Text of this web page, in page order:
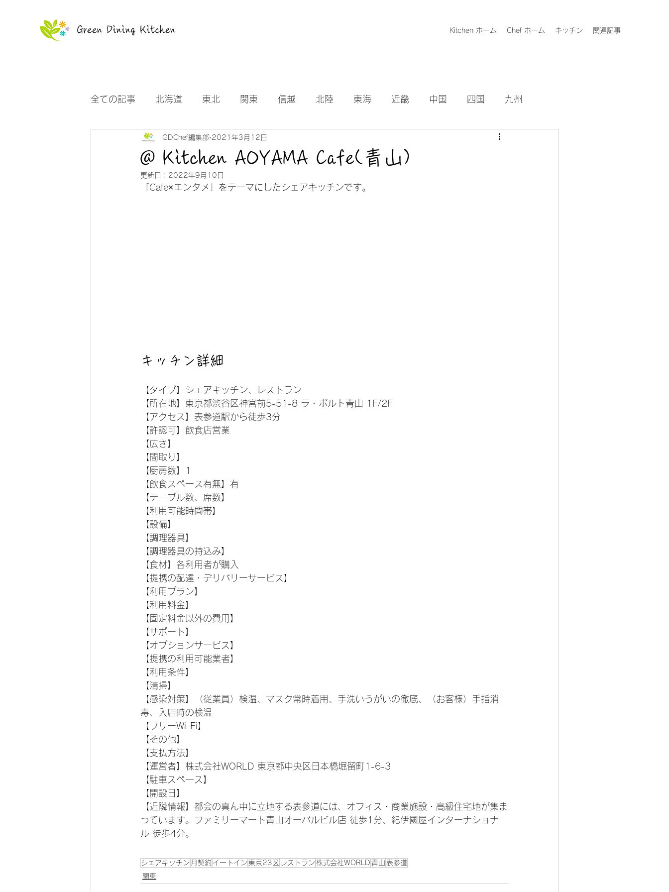
Green Dining Kitchen Kitchen ホーム Chef ホーム キッチン 関連記事
全ての記事 北海道 東北 関東 信越 北陸 東海 近畿 中国 四国 九州
お知らせ
@ Kitchen AOYAMA Cafe(青山)
GDChef編集部 2021年3月12日
更新日： 2022年9月10日
「Cafe×エンタメ」をテーマにしたシェアキッチンです。
キッチン詳細
【タイプ】シェアキッチン、レストラン
【所在地】東京都渋谷区神宮前5-51-8 ラ・ポルト青山 1F/2F
【アクセス】表参道駅から徒歩3分
【許認可】飲食店営業
【広さ】
【間取り】
【厨房数】1
【飲食スペース有無】有
【テーブル数、席数】
【利用可能時間帯】
【設備】
【調理器具】
【調理器具の持込み】
【食材】各利用者が購入
【提携の配達・デリバリーサービス】
【利用プラン】
【利用料金】
【固定料金以外の費用】
【サポート】
【オプションサービス】
【提携の利用可能業者】
【利用条件】
【清掃】
【感染対策】（従業員）検温、マスク常時着用、手洗いうがいの徹底、（お客様）手指消
毒、入店時の検温
【フリーWi-Fi】
【その他】
【支払方法】
【運営者】株式会社WORLD 東京都中央区日本橋堀留町1-6-3
【駐車スペース】
【開設日】
【近隣情報】都会の真ん中に立地する表参道には、オフィス・商業施設・高級住宅地が集ま
っています。ファミリーマート青山オーバルビル店 徒歩1分、紀伊國屋インターナショナ
ル 徒歩4分。
シェアキッチン 月契約 イートイン 東京23区 レストラン 株式会社WORLD 青山 表参道
関東